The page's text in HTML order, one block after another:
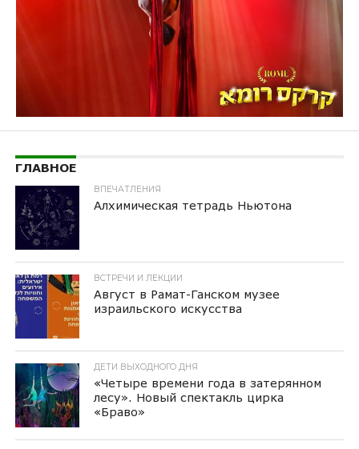
ГЛАВНОЕ
ВПЕЧАТЛЕНИЯ
Алхимическая тетрадь Ньютона
ВСТРЕЧИ И ЛЕКЦИИ
Август в Рамат-Ганском музее
израильского искусства
ДЕТИ ВЫХОДНОГО ДНЯ
«Четыре времени года в затерянном
лесу». Новый спектакль цирка
«Браво»